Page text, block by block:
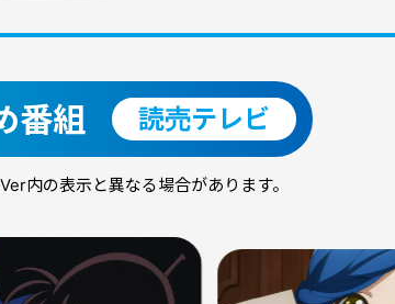
番組 読売テレビ
内の表示と異なる場合があります。